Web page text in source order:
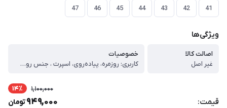
41
42
43
44
45
46
47
ویژگی‌ها
اصالت کالا
غیر اصل
خصوصیات
کاربری: روزمره، پیاده‌روی، اسپرت ، جنس رویه: پارچه مش (Mesh) تنفس‌پذیر به‌همراه لایه‌های مصنوعی مقاوم ، جنس زیره: سبک با انعطاف‌پذیری بالا ، کفی داخلی: نرم و راحت، مناسب استفاده طولانی‌مدت ، نوع بستن: بندی ، وزن: سبک، مناسب راه رفتن طولانی ، قابلیت گردش هوا: دارد (کاهش تعریق پا) ، مقاومت زیره: مقاوم در برابر سایش ، فرم پنجه: استاندارد، بدون فشار به انگشتان ، ویژگی‌ها: ، طراحی ارگونومیک برای کاهش خستگی پا ، جذب ضربه مناسب در ناحیه پاشنه ، مناسب استفاده روزانه و فعالیت‌های سبک ، کیفیت ساخت مناسب نسبت به قیمت ، تولید داخل با کنترل کیفی مناسب ، مناسب برای: ، استفاده روزمره ، پیاده‌روی ، محل کار و فعالیت‌های شهری ، استایل اسپرت و کژوال ، راهنمای سایزبندی کتونی (تولید ایران) ، برای انتخاب سایز مناسب، طول پای خود را از پشت پاشنه تا نوک بلندترین انگشت (بر حسب سانتی‌متر) اندازه‌گیری کرده و با جدول زیر تطبیق دهید: ، سایز کفش طول پا (سانتی‌متر) ، 41 26 ، 42 26.5 ، 43 27 ، 44 27.5 ، نکات مهم انتخاب سایز: ، اگر بین دو سایز هستید، پیشنهاد می‌شود سایز بزرگ‌تر را انتخاب کنید. ، برای استفاده روزمره یا پیاده‌روی طولانی، انتخاب نیم تا یک سانتی‌متر فضای اضافه در پنجه توصیه می‌شود. ، این مدل دارای قالب استاندارد ایرانی است و مناسب پاهای معمولی می‌باشد. ، امکان اختلاف جزئی (±۳ میلی‌متر) در تولید وجود دارد.
قیمت:
1,100,000 14٪
949,000تومان